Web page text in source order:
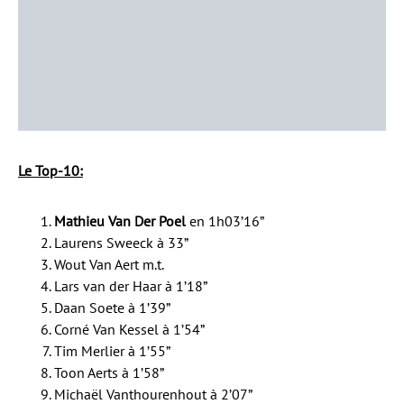
Le Top-10:
Mathieu Van Der Poel en 1h03’16”
Laurens Sweeck à 33”
Wout Van Aert m.t.
Lars van der Haar à 1’18”
Daan Soete à 1’39”
Corné Van Kessel à 1’54”
Tim Merlier à 1’55”
Toon Aerts à 1’58”
Michaël Vanthourenhout à 2’07”